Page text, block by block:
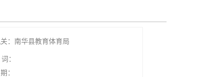
：南华县教育体育局
：
：